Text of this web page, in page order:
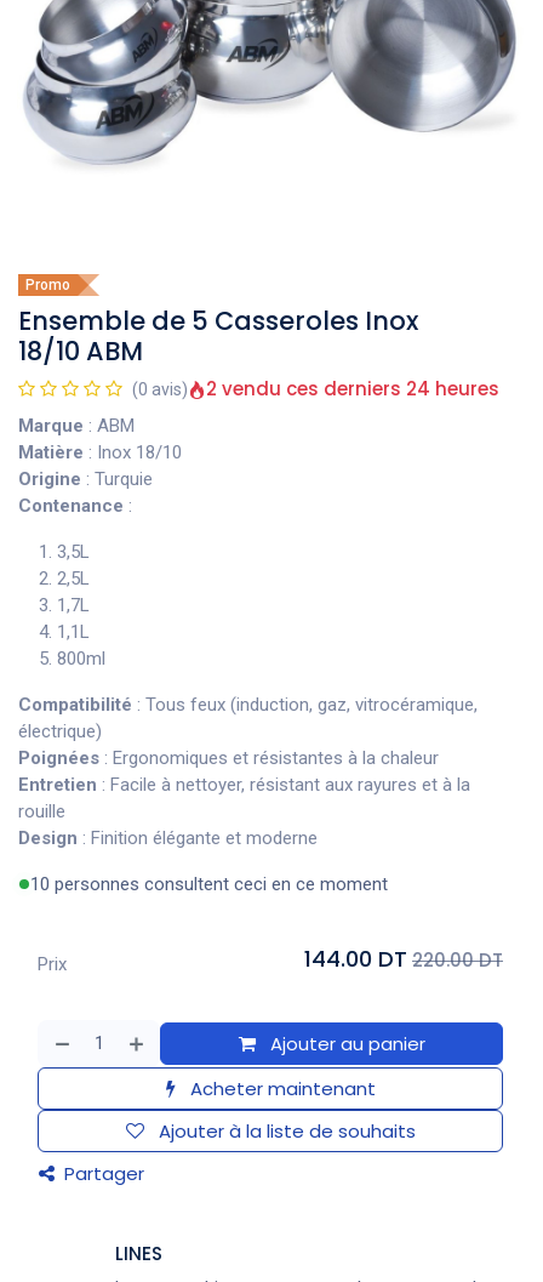
Promo
Ensemble de 5 Casseroles Inox
18/10 ABM
(0 avis) 2 vendu ces derniers 24 heures
Marque : ABM
Matière : Inox 18/10
Origine : Turquie
Contenance :
3,5L
2,5L
1,7L
1,1L
800ml
Compatibilité : Tous feux (induction, gaz, vitrocéramique,
électrique)
Poignées : Ergonomiques et résistantes à la chaleur
Entretien : Facile à nettoyer, résistant aux rayures et à la
rouille
Design : Finition élégante et moderne
10 personnes consultent ceci en ce moment
Ajouter au panier
Acheter maintenant
Ajouter à la liste de souhaits
Partager
Prix 144.00 DT 220.00 DT
LINES